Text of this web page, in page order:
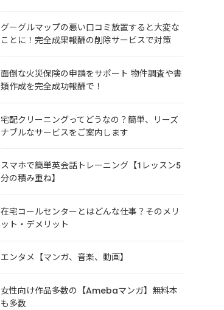
グーグルマップの悪い口コミ放置すると大変な
ことに！完全成果報酬の削除サービスで対策
面倒な火災保険の申請をサポート 物件調査や書
類作成を完全成功報酬で！
宅配クリーニングってどうなの？簡単、リーズ
ナブルなサービスをご案内します
スマホで簡単英会話トレーニング【1レッスン5
分の積み重ね】
在宅コールセンターとはどんな仕事？そのメリ
ット・デメリット
エンタメ【マンガ、音楽、動画】
女性向け作品多数の【Amebaマンガ】無料本
も多数